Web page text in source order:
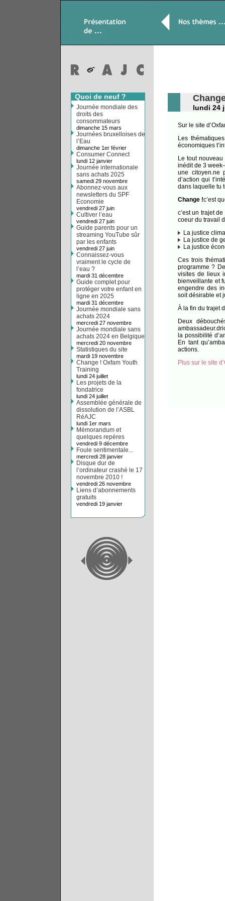
Quoi de neuf ?
Journée mondiale des
droits des
consommateurs
dimanche 15 mars
Journées bruxelloises de
l’Eau
dimanche 1er février
Consumer Connect
lundi 12 janvier
Journée internationale
sans achats 2025
samedi 29 novembre
Abonnez-vous aux
newsletters du SPF
Economie
vendredi 27 juin
Cultiver l’eau
vendredi 27 juin
Guide parents pour un
streaming YouTube sûr
par les enfants
vendredi 27 juin
Connaissez-vous
vraiment le cycle de
l’eau ?
mardi 31 décembre
Guide complet pour
protéger votre enfant en
ligne en 2025
mardi 31 décembre
Journée mondiale sans
achats 2024
mercredi 27 novembre
Journée mondiale sans
achats 2024 en Belgique
mercredi 20 novembre
Statistiques du site
mardi 19 novembre
Change ! Oxfam Youth
Training
lundi 24 juillet
Les projets de la
fondatrice
lundi 24 juillet
Assemblée générale de
dissolution de l’ASBL
RéAJC
lundi 1er mars
Mémorandum et
quelques repères
vendredi 9 décembre
Foule sentimentale...
mercredi 28 janvier
Disque dur de
l’ordinateur crashé le 17
novembre 2010 !
vendredi 26 novembre
Liens d’abonnements
gratuits
vendredi 19 janvier
lundi 24
Sur le site
Les
économiques
Le tout
inédit de 3
une citoyen.ne
d’action qui
dans laquelle tu
Change !c’est
c’est un trajet
coeur du travail
La justice
La justice de
La justice
Ces trois
programme ?
visites de lieux
bienveillante et
engendre des
soit désirable et
À la fin du trajet
Deux
la possibilité
En tant
actions.
Plus sur le site